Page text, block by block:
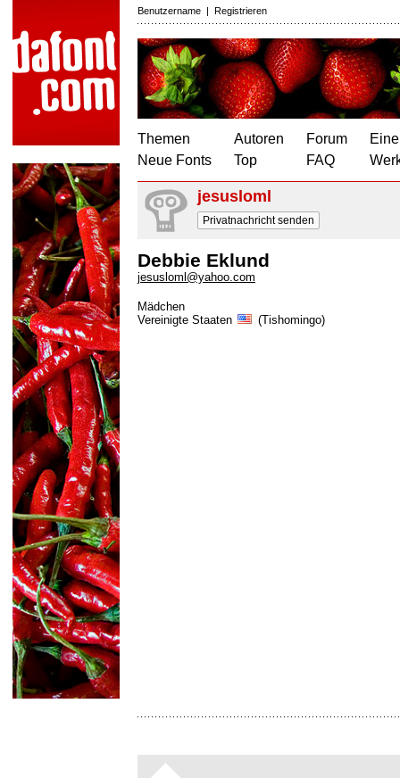
Benutzername | Registrieren
Themen
Neue Fonts
Autoren
Top
Forum
FAQ
jesusloml
Privatnachricht senden
Debbie Eklund
jesusloml@yahoo.com
Mädchen
Vereinigte Staaten
(Tishomingo)